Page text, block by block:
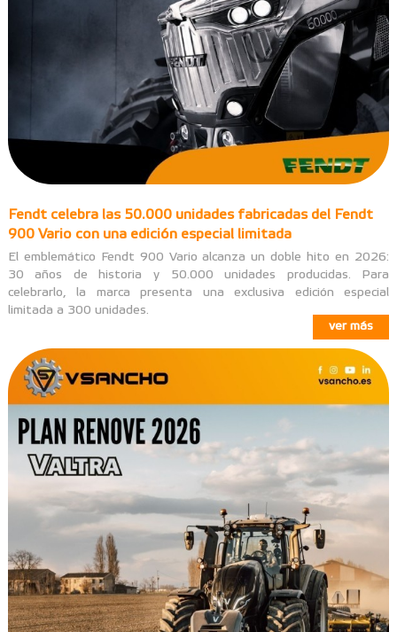
Fendt celebra las 50.000 unidades fabricadas del Fendt
900 Vario con una edición especial limitada
El emblemático Fendt 900 Vario alcanza un doble hito en 2026:
30 años de historia y 50.000 unidades producidas. Para
celebrarlo, la marca presenta una exclusiva edición especial
limitada a 300 unidades.
ver más